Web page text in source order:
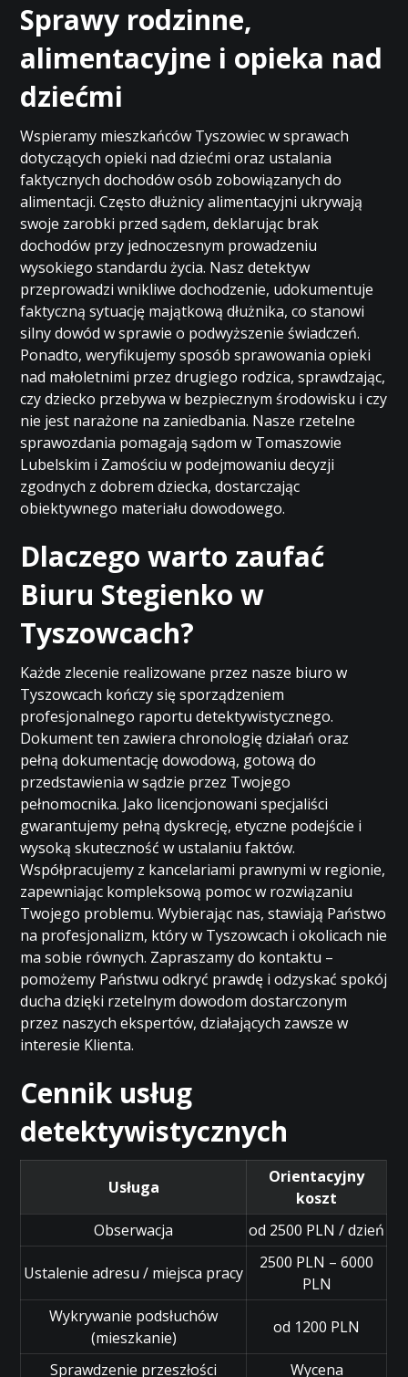
Sprawy rodzinne,
alimentacyjne i opieka nad
dziećmi
Wspieramy mieszkańców Tyszowiec w sprawach
dotyczących opieki nad dziećmi oraz ustalania
faktycznych dochodów osób zobowiązanych do
alimentacji. Często dłużnicy alimentacyjni ukrywają
swoje zarobki przed sądem, deklarując brak
dochodów przy jednoczesnym prowadzeniu
wysokiego standardu życia. Nasz detektyw
przeprowadzi wnikliwe dochodzenie, udokumentuje
faktyczną sytuację majątkową dłużnika, co stanowi
silny dowód w sprawie o podwyższenie świadczeń.
Ponadto, weryfikujemy sposób sprawowania opieki
nad małoletnimi przez drugiego rodzica, sprawdzając,
czy dziecko przebywa w bezpiecznym środowisku i czy
nie jest narażone na zaniedbania. Nasze rzetelne
sprawozdania pomagają sądom w Tomaszowie
Lubelskim i Zamościu w podejmowaniu decyzji
zgodnych z dobrem dziecka, dostarczając
obiektywnego materiału dowodowego.
Dlaczego warto zaufać
Biuru Stegienko w
Tyszowcach?
Każde zlecenie realizowane przez nasze biuro w
Tyszowcach kończy się sporządzeniem
profesjonalnego raportu detektywistycznego.
Dokument ten zawiera chronologię działań oraz
pełną dokumentację dowodową, gotową do
przedstawienia w sądzie przez Twojego
pełnomocnika. Jako licencjonowani specjaliści
gwarantujemy pełną dyskrecję, etyczne podejście i
wysoką skuteczność w ustalaniu faktów.
Współpracujemy z kancelariami prawnymi w regionie,
zapewniając kompleksową pomoc w rozwiązaniu
Twojego problemu. Wybierając nas, stawiają Państwo
na profesjonalizm, który w Tyszowcach i okolicach nie
ma sobie równych. Zapraszamy do kontaktu –
pomożemy Państwu odkryć prawdę i odzyskać spokój
ducha dzięki rzetelnym dowodom dostarczonym
przez naszych ekspertów, działających zawsze w
interesie Klienta.
Cennik usług
detektywistycznych
Usługa
Orientacyjny
koszt
Obserwacja
od 2500 PLN / dzień
Ustalenie adresu / miejsca pracy
2500 PLN – 6000
PLN
Wykrywanie podsłuchów
(mieszkanie)
od 1200 PLN
Sprawdzenie przeszłości Wycena